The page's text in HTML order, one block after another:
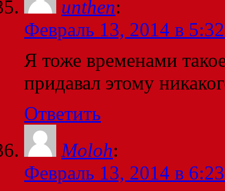
unthen:
Февраль 13, 2014 в
Я тоже временами
придавал этому
Ответить
Moloh:
Февраль 13, 2014 в